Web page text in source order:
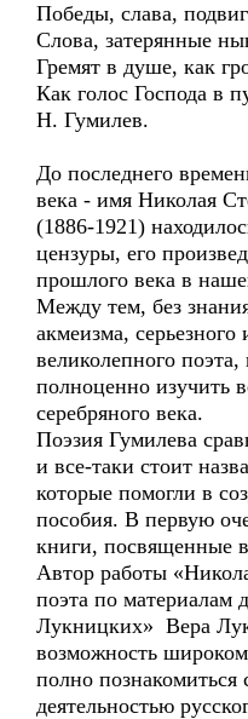
Победы, слава,
Слова, затерянные
Гремят в душе, как
Как голос Господа в
Н. Гумилев.
До последнего
века - имя Николая
(1886-1921)
цензуры, его
прошлого века в
Между тем, без
акмеизма,
великолепного
полноценно изучить
серебряного века.
Поэзия Гумилева
и все-таки стоит
которые помогли в
пособия. В первую
книги, посвященные
Автор работы
поэта по материалам
Лукницких» Вера
возможность
полно
деятельностью